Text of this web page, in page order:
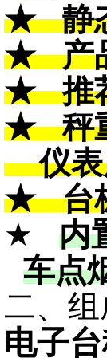
★
静
★
产
★
推
★
秤
仪
★
台
★
内
车点
二、
电子